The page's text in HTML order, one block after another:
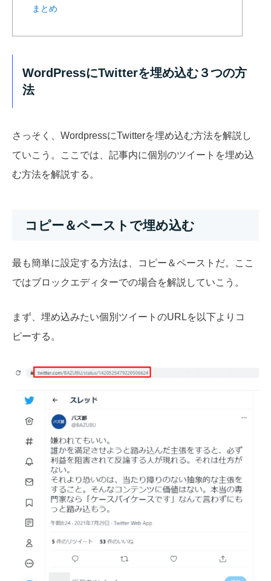
まとめ
WordPressにTwitterを埋め込む３つの方
法
さっそく、WordpressにTwitterを埋め込む方法を解説し
ていこう。ここでは、記事内に個別のツイートを埋め込
む方法を解説する。
コピー＆ペーストで埋め込む
最も簡単に設定する方法は、コピー＆ペーストだ。ここ
ではブロックエディターでの場合を解説していこう。
まず、埋め込みたい個別ツイートのURLを以下よりコ
ピーする。